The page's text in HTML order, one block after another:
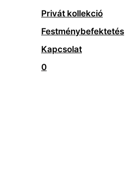
Privát kollekció
Festménybefektetés
Kapcsolat
0